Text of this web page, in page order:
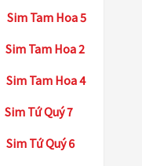
Sim Tam Hoa 5
Sim Tam Hoa 2
Sim Tam Hoa 4
Sim Tứ Quý 7
Sim Tứ Quý 6